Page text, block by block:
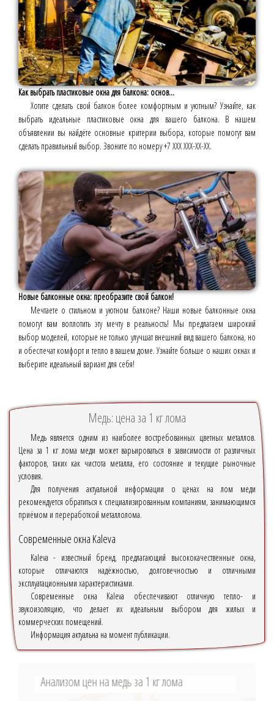
Как выбрать пластиковые окна для балкона: основ...
Хотите сделать свой балкон более комфортным и уютным? Узнайте, как
выбрать идеальные пластиковые окна для вашего балкона. В нашем
объявлении вы найдёте основные критерии выбора, которые помогут вам
сделать правильный выбор. Звоните по номеру +7 ХХХ ХХХ-ХХ-ХХ.
Новые балконные окна: преобразите свой балкон!
Мечтаете о стильном и уютном балконе? Наши новые балконные окна
помогут вам воплотить эту мечту в реальность! Мы предлагаем широкий
выбор моделей, которые не только улучшат внешний вид вашего балкона, но
и обеспечат комфорт и тепло в вашем доме. Узнайте больше о наших окнах и
выберите идеальный вариант для себя!
Медь: цена за 1 кг лома
Медь является одним из наиболее востребованных цветных металлов.
Цена за 1 кг лома меди может варьироваться в зависимости от различных
факторов, таких как чистота металла, его состояние и текущие рыночные
условия.
Для получения актуальной информации о ценах на лом меди
рекомендуется обратиться к специализированным компаниям, занимающимся
приёмом и переработкой металлолома.
Современные окна Kaleva
Kaleva - известный бренд, предлагающий высококачественные окна,
которые отличаются надёжностью, долговечностью и отличными
эксплуатационными характеристиками.
Современные окна Kaleva обеспечивают отличную тепло- и
звукоизоляцию, что делает их идеальным выбором для жилых и
коммерческих помещений.
Информация актуальна на момент публикации.
Анализом цен на медь за 1 кг лома